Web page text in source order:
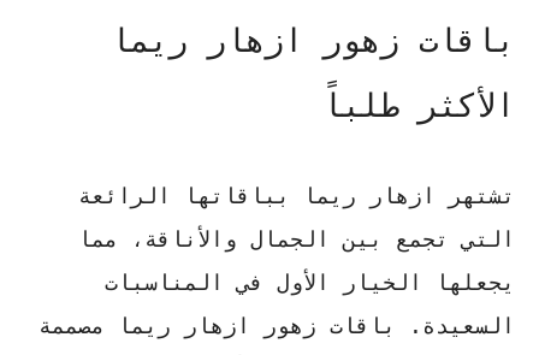
باقات زهور ازهار ريما
الأكثر طلباً
تشتهر ازهار ريما بباقاتها الرائعة
التي تجمع بين الجمال والأناقة، مما
يجعلها الخيار الأول في المناسبات
السعيدة.
باقات زهور ازهار ريما
مصممة